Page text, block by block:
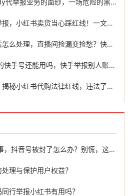
卖货当心踩红线！一文讲清侵权后果与举报指南
捡漏变捡愁？快手商家缺斤少两，忍气吞声不如这样反击
用吗，快手举报别人账号后，究竟会发生什么？
购法律红线，违法了吗？一文读懂正确举报姿势
被封了怎么办？别慌，这几招或许能帮到你
理与保护用户权益？
行举报小红书有用吗？